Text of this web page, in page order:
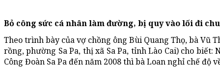
Bỏ công sức cá nhân làm đường, bị quy vào lối đi
Theo trình bày của vợ chồng ông Bùi Quang Thọ, bà Vũ
rồng, phường Sa Pa, thị xã Sa Pa, tỉnh Lào Cai) cho biết:
Công Đoàn Sa Pa đến năm 2008 thì bà Loan nghỉ chế độ